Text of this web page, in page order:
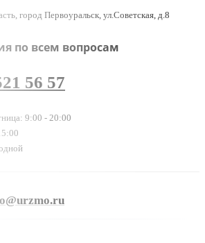
город Первоуральск, ул.Советская, д.8
по всем вопросам
56 57
9:00 - 20:00